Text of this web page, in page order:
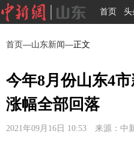
首页 头
首页—山东新闻—正文
今年8月份山东4
涨幅全部回落
2021年09月16日 10:53 来源：中